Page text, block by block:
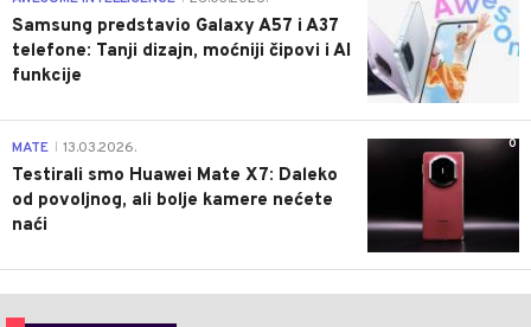
Samsung predstavio Galaxy A57 i A37
telefone: Tanji dizajn, moćniji čipovi i AI
funkcije
0
MATE 13.03.2026.
Testirali smo Huawei Mate X7: Daleko
od povoljnog, ali bolje kamere nećete
naći